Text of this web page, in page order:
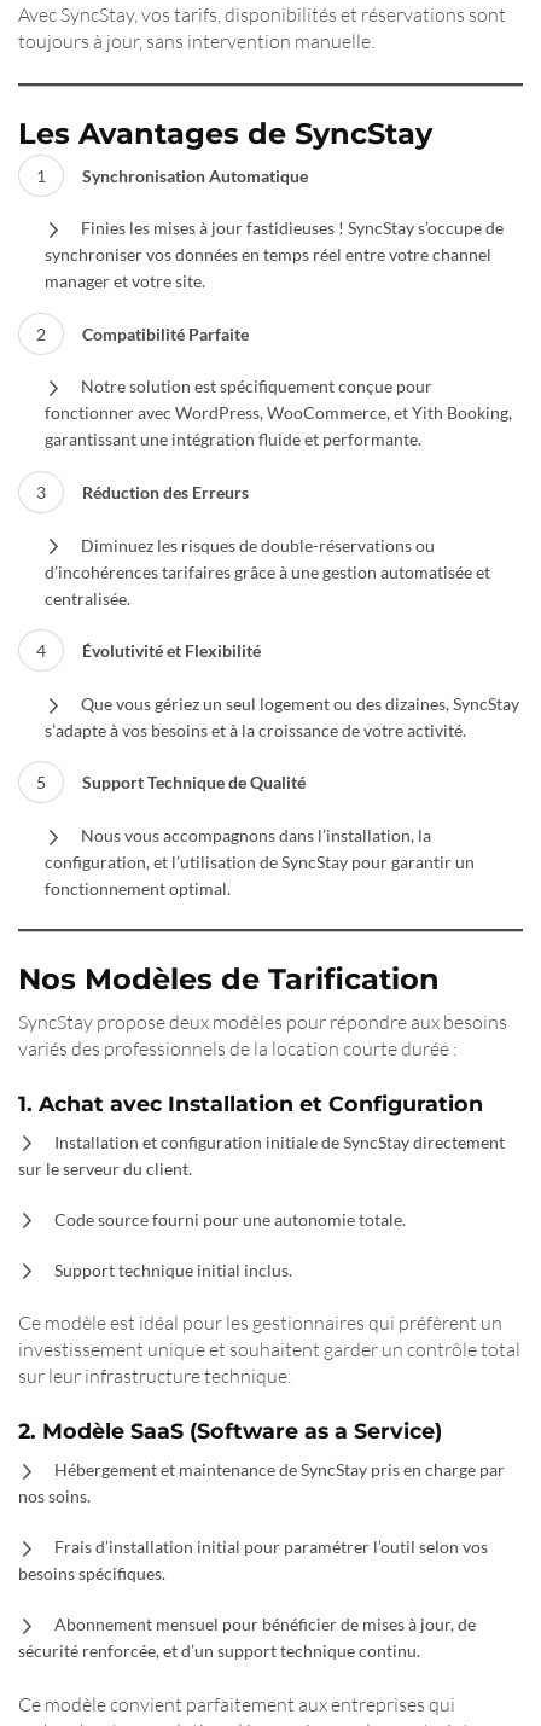
Avec SyncStay, vos tarifs, disponibilités et réservations sont
toujours à jour, sans intervention manuelle.
Les Avantages de SyncStay
Synchronisation Automatique
Finies les mises à jour fastidieuses ! SyncStay s’occupe de
synchroniser vos données en temps réel entre votre channel
manager et votre site.
Compatibilité Parfaite
Notre solution est spécifiquement conçue pour
fonctionner avec WordPress, WooCommerce, et Yith Booking,
garantissant une intégration fluide et performante.
Réduction des Erreurs
Diminuez les risques de double-réservations ou
d’incohérences tarifaires grâce à une gestion automatisée et
centralisée.
Évolutivité et Flexibilité
Que vous gériez un seul logement ou des dizaines, SyncStay
s’adapte à vos besoins et à la croissance de votre activité.
Support Technique de Qualité
Nous vous accompagnons dans l’installation, la
configuration, et l’utilisation de SyncStay pour garantir un
fonctionnement optimal.
Nos Modèles de Tarification
SyncStay propose deux modèles pour répondre aux besoins
variés des professionnels de la location courte durée :
1. Achat avec Installation et Configuration
Installation et configuration initiale de SyncStay directement
sur le serveur du client.
Code source fourni pour une autonomie totale.
Support technique initial inclus.
Ce modèle est idéal pour les gestionnaires qui préfèrent un
investissement unique et souhaitent garder un contrôle total
sur leur infrastructure technique.
2. Modèle SaaS (Software as a Service)
Hébergement et maintenance de SyncStay pris en charge par
nos soins.
Frais d’installation initial pour paramétrer l’outil selon vos
besoins spécifiques.
Abonnement mensuel pour bénéficier de mises à jour, de
sécurité renforcée, et d’un support technique continu.
Ce modèle convient parfaitement aux entreprises qui